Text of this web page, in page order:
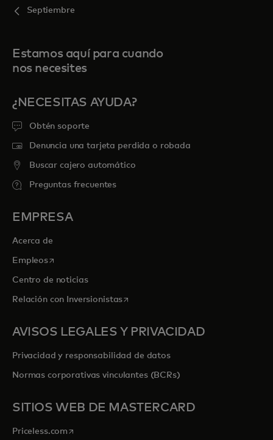
Septiembre
Estamos aquí para cuando
nos necesites
¿NECESITAS AYUDA?
Obtén soporte
Denuncia una tarjeta perdida o robada
Buscar cajero automático
Preguntas frecuentes
EMPRESA
Acerca de
Empleosse abre en una pestaña nueva
Centro de noticias
Relación con Inversionistasse abre en una pestaña nueva
AVISOS LEGALES Y PRIVACIDAD
Privacidad y responsabilidad de datos
Normas corporativas vinculantes (BCRs)
SITIOS WEB DE MASTERCARD
Priceless.com se abre en una pestaña nueva